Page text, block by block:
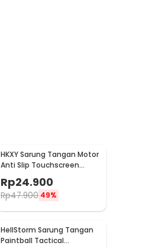
HKXY Sarung Tangan Motor
Anti Slip Touchscreen
Rp24.900
Rp47.900 49%
HellStorm Sarung Tangan
Paintball Tactical